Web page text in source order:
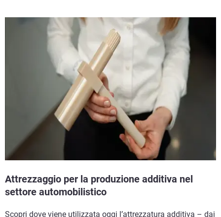
Attrezzaggio per la produzione additiva nel
settore automobilistico
Scopri dove viene utilizzata oggi l’attrezzatura additiva – dai